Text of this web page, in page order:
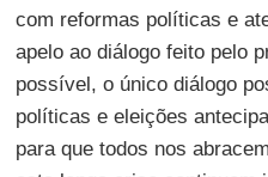
com reformas políticas e
apelo ao diálogo feito pelo
possível, o único diálogo
políticas e eleições
para que todos nos